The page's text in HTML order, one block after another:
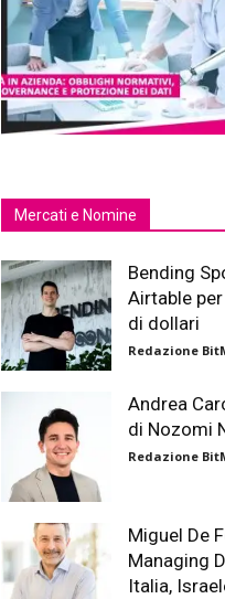
Mercati e Nomine
Bending
Airtable
di dollari
Redazione
Andrea
di Nozomi
Redazione
Miguel De
Managing
Italia,